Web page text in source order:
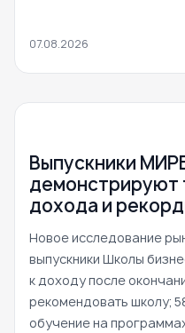
07.08.2026
Выпускники
демонстрируют
дохода и
Новое исследование
выпускники Школы
к доходу после
рекомендовать школу;
обучение на